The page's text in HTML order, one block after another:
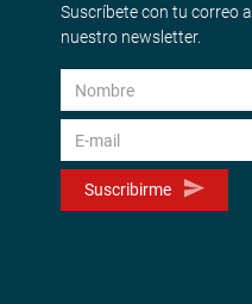
Suscríbete con tu correo a
nuestro newsletter.
Suscribirme